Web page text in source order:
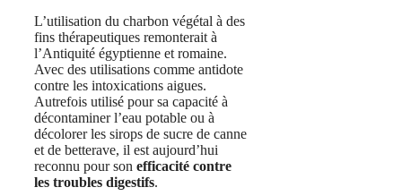
L’utilisation du charbon végétal à des
fins thérapeutiques remonterait à
l’Antiquité égyptienne et romaine.
Avec des utilisations comme antidote
contre les intoxications aigues.
Autrefois utilisé pour sa capacité à
décontaminer l’eau potable ou à
décolorer les sirops de sucre de canne
et de betterave, il est aujourd’hui
reconnu pour son efficacité contre
les troubles digestifs.